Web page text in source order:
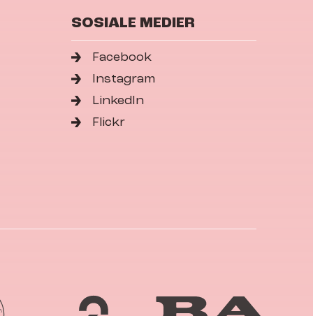
SOSIALE MEDIER
Facebook
Instagram
LinkedIn
Flickr